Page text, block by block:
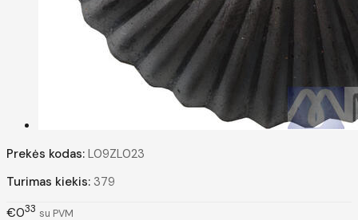
Prekės kodas: L09ZL023
Turimas kiekis: 379
€033 su PVM